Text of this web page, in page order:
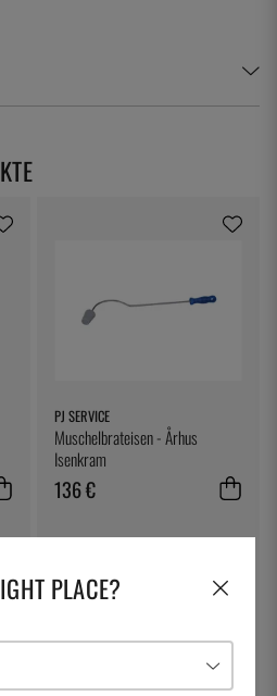
PJ SERVICE
Muschelbrateisen - Århus
Isenkram
136 €
PLACE?